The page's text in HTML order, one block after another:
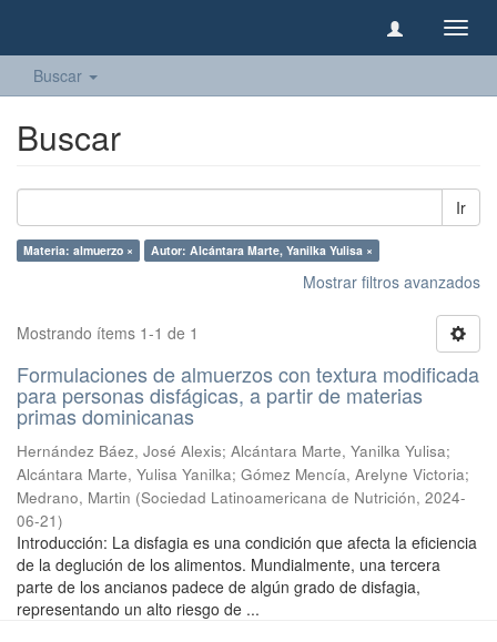
Buscar
Buscar
Ir
Materia: almuerzo × Autor: Alcántara Marte, Yanilka Yulisa ×
Mostrar filtros avanzados
Mostrando ítems 1-1 de 1
Formulaciones de almuerzos con textura modificada
para personas disfágicas, a partir de materias
primas dominicanas
Hernández Báez, José Alexis; Alcántara Marte, Yanilka Yulisa;
Alcántara Marte, Yulisa Yanilka; Gómez Mencía, Arelyne Victoria;
Medrano, Martin (Sociedad Latinoamericana de Nutrición, 2024-
06-21)
Introducción: La disfagia es una condición que afecta la eficiencia
de la deglución de los alimentos. Mundialmente, una tercera
parte de los ancianos padece de algún grado de disfagia,
representando un alto riesgo de ...